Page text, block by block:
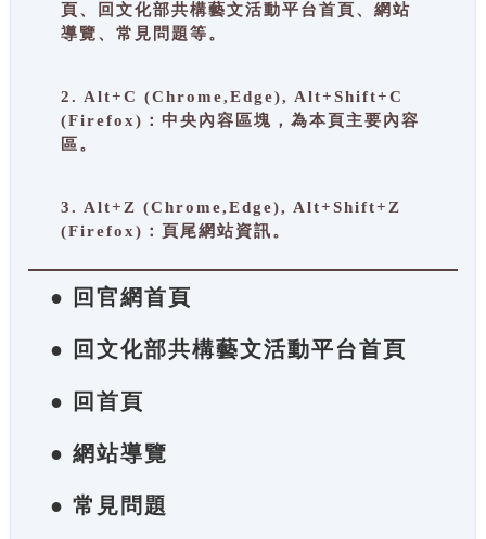
頁、回文化部共構藝文活動平台首頁、網站
導覽、常見問題等。
2. Alt+C (Chrome,Edge), Alt+Shift+C
(Firefox)：中央內容區塊，為本頁主要內容
區。
3. Alt+Z (Chrome,Edge), Alt+Shift+Z
(Firefox)：頁尾網站資訊。
● 回官網首頁
● 回文化部共構藝文活動平台首頁
● 回首頁
● 網站導覽
● 常見問題